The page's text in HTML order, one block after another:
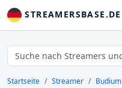
STREAMERSBASE.DE
Startseite Streamer Budium